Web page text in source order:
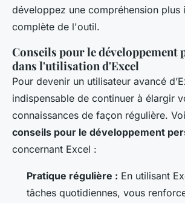
développez une compréhension plus
complète de l'outil.
Conseils pour le développement
dans l'utilisation d'Excel
Pour devenir un utilisateur avancé
indispensable de continuer à élargir
connaissances de façon régulière.
conseils pour le développement
concernant Excel :
Pratique régulière : En utilisant
tâches quotidiennes, vous